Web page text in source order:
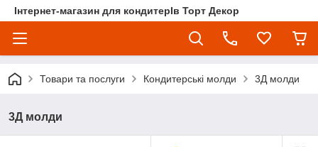
Інтернет-магазин для кондитерІв Торт Декор
Товари та послуги Кондитерські молди 3Д молди
3Д молди